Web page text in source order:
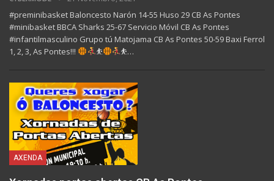
#preminibasket Baloncesto Narón 14-55 Huso 29 CB As Pontes
#minibasket BBCA Sharks 25-67 Servicio Móvil CB As Pontes
#infantilmasculino Grupo tú Matojama CB As Pontes 50-59 Baxi Ferrol
1, 2, 3, As Pontes!!!
⛹ ⛹…
AXENDA